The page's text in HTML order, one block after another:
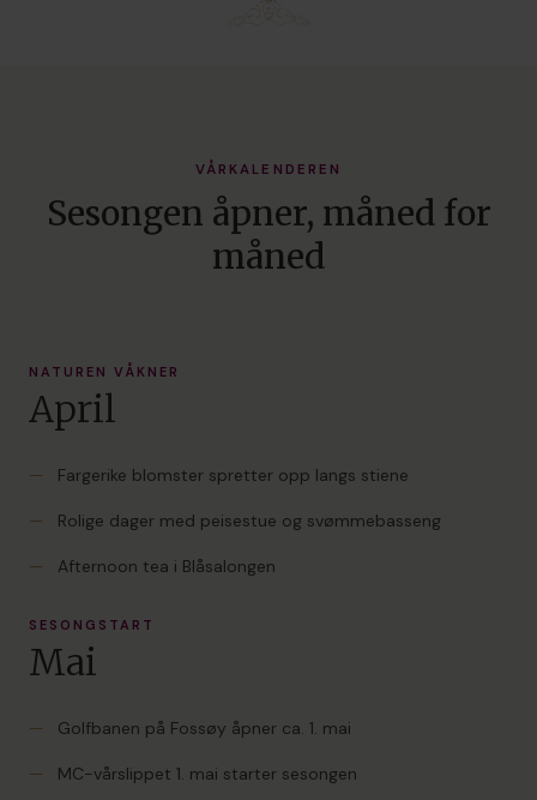
VÅRKALENDEREN
Sesongen åpner, måned for
måned
NATUREN VÅKNER
April
— Fargerike blomster spretter opp langs stiene
— Rolige dager med peisestue og svømmebasseng
— Afternoon tea i Blåsalongen
SESONGSTART
Mai
— Golfbanen på Fossøy åpner ca. 1. mai
— MC-vårslippet 1. mai starter sesongen